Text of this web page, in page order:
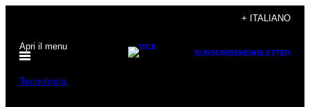
contenuto
+ ITALIANO
Apri il menu
SUBSCRIBENEWSLETTER
Tecnología